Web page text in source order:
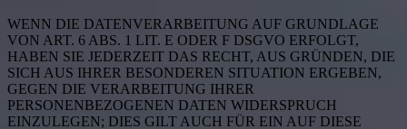
WENN DIE DATENVERARBEITUNG AUF GRUNDLAGE
VON ART. 6 ABS. 1 LIT. E ODER F DSGVO ERFOLGT,
HABEN SIE JEDERZEIT DAS RECHT, AUS GRÜNDEN, DIE
SICH AUS IHRER BESONDEREN SITUATION ERGEBEN,
GEGEN DIE VERARBEITUNG IHRER
PERSONENBEZOGENEN DATEN WIDERSPRUCH
EINZULEGEN; DIES GILT AUCH FÜR EIN AUF DIESE